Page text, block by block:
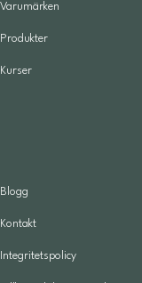
Varumärken
Produkter
Kurser
Blogg
Kontakt
Integritetspolicy